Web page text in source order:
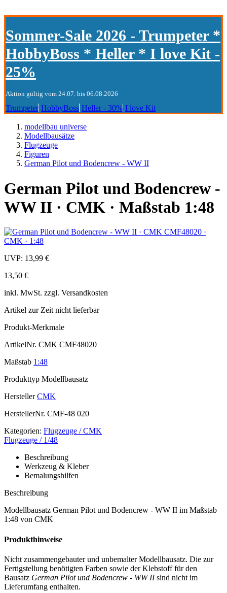
Sommer-Sale 2026 - Trumpeter *
HobbyBoss * Heller * I love Kit -
25%
Aktion gültig vom 24.07. bis 06.08.2026
Trumpeter HobbyBoss Heller - 30% I love Kit
modellbau universe
Modellbausätze
Flugzeuge
Figuren
German Pilot und Bodencrew - WW II
German Pilot und Bodencrew -
WW II · CMK · Maßstab 1:48
UVP: 13,99 €
13,50 €
inkl. MwSt. zzgl. Versandkosten
Artikel zur Zeit nicht lieferbar
Produkt-Merkmale
ArtikelNr. CMK CMF48020
Maßstab 1:48
Produkttyp Modellbausatz
Hersteller CMK
HerstellerNr. CMF-48 020
Kategorien: Flugzeuge / CMK
Flugzeuge / 1/48
Beschreibung
Werkzeug & Kleber
Bemalungshilfen
Beschreibung
Modellbausatz German Pilot und Bodencrew - WW II im Maßstab
1:48 von CMK
Produkthinweise
Nicht zusammengebauter und unbemalter Modellbausatz. Die zur
Fertigstellung benötigten Farben sowie der Klebstoff für den
Bausatz German Pilot und Bodencrew - WW IIsind nicht im
Lieferumfang enthalten.